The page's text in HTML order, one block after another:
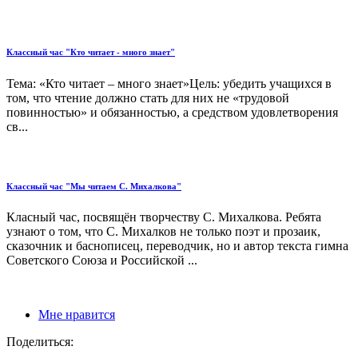
Классный час "Кто читает - много знает"
Тема: «Кто читает – много знает»Цель: убедить учащихся в
том, что чтение должно стать для них не «трудовой
повинностью» и обязанностью, а сред­ством удовлетворения
св...
Классный час "Мы читаем С. Михалкова"
Класный час, посвящён творчеству С. Михалкова. Ребята
узнают о том, что С. Михалков не только поэт и прозаик,
сказочник и баснописец, переводчик, но и автор текста гимна
Советского Союза и Российской ...
Мне нравится
Поделиться: